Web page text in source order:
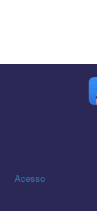
Acesso